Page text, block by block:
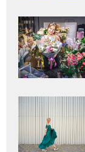
Adaugă
aici textul
pentru
subtitlu
Adaugă
aici textul
pentru
subtitlu